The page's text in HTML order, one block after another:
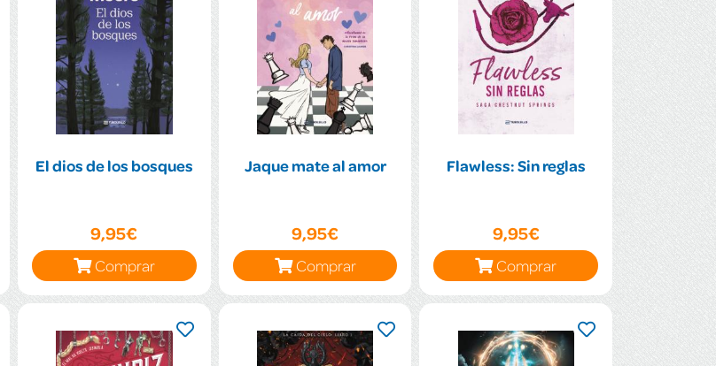
El dios de los bosques
9,95€
Comprar
Jaque mate al amor
9,95€
Comprar
Flawless: Sin reglas
9,95€
Comprar